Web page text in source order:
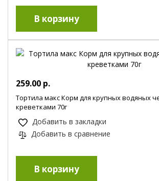
259.00 р.
Тортила макс Корм для крупных водяных
креветками 70г
Добавить в закладки
Добавить в сравнение